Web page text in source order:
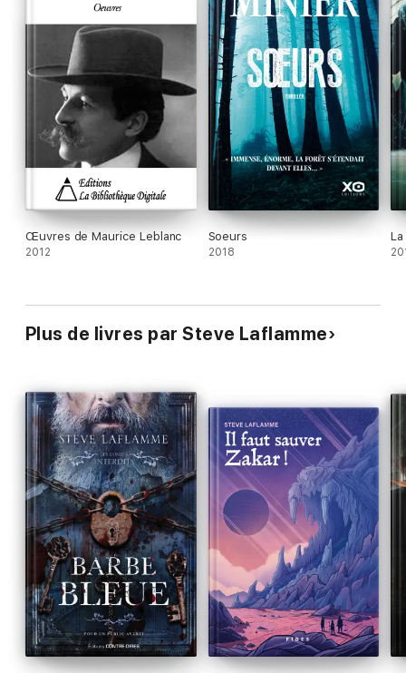
Œuvres de Maurice Leblanc
2012
Soeurs
2018
Plus de livres par Steve Laflamme